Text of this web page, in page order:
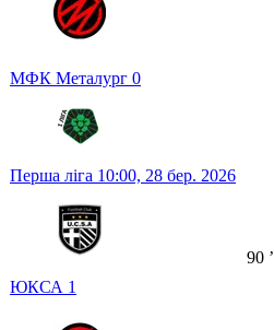
МФК Металург 0
Перша ліга 10:00, 28 бер. 2026
ЮКСА 1
90 ʼ